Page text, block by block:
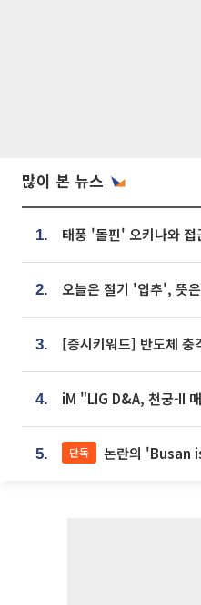
많이 본 뉴스
1.
2. 오늘은 절기 '입추', 뜻
3.
4.
5. 단독 논란의 'Busan is Good'…8